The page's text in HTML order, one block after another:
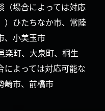
場合によっては対応
）ひたちなか市、常陸
、小美玉市
町、大泉町、桐生
よっては対応可能な
崎市、前橋市